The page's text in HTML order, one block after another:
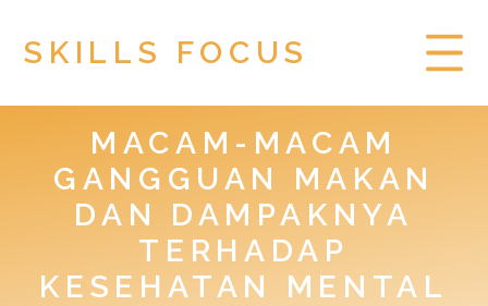
SKILLS FOCUS
PRIVACY POLICY
TOGEL HONGKONG
MACAM-MACAM
GANGGUAN MAKAN
DAN DAMPAKNYA
TERHADAP
KESEHATAN MENTAL